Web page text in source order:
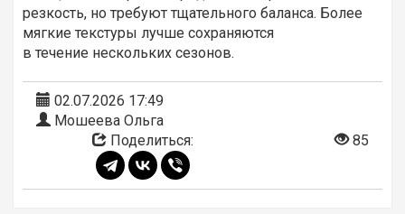
резкость, но требуют тщательного баланса. Более
мягкие текстуры лучше сохраняются
в течение нескольких сезонов.
02.07.2026 17:49
Мошеева Ольга
Поделиться:
85